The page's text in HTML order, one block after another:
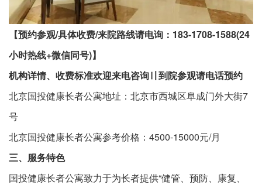
【预约参观/具体收费/来院路线请电询：183-1708-1588(24
小时热线+微信同号)】
机构详情、收费标准欢迎来电咨询〢到院参观请电话预约
北京国投健康长者公寓地址：北京市西城区阜成门外大街7
号
北京国投健康长者公寓参考价格：4500-15000元/月
三、服务特色
国投健康长者公寓致力于为长者提供“健管、预防、康复、